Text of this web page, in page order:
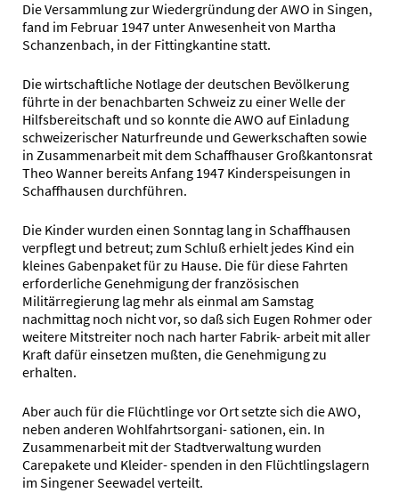
Die Versammlung zur Wiedergründung der AWO in Singen,
fand im Februar 1947 unter Anwesenheit von Martha
Schanzenbach, in der Fittingkantine statt.
Die wirtschaftliche Notlage der deutschen Bevölkerung
führte in der benachbarten Schweiz zu einer Welle der
Hilfsbereitschaft und so konnte die AWO auf Einladung
schweizerischer Naturfreunde und Gewerkschaften sowie
in Zusammenarbeit mit dem Schaffhauser Großkantonsrat
Theo Wanner bereits Anfang 1947 Kinderspeisungen in
Schaffhausen durchführen.
Die Kinder wurden einen Sonntag lang in Schaffhausen
verpflegt und betreut; zum Schluß erhielt jedes Kind ein
kleines Gabenpaket für zu Hause. Die für diese Fahrten
erforderliche Genehmigung der französischen
Militärregierung lag mehr als einmal am Samstag
nachmittag noch nicht vor, so daß sich Eugen Rohmer oder
weitere Mitstreiter noch nach harter Fabrik- arbeit mit aller
Kraft dafür einsetzen mußten, die Genehmigung zu
erhalten.
Aber auch für die Flüchtlinge vor Ort setzte sich die AWO,
neben anderen Wohlfahrtsorgani- sationen, ein. In
Zusammenarbeit mit der Stadtverwaltung wurden
Carepakete und Kleider- spenden in den Flüchtlingslagern
im Singener Seewadel verteilt.